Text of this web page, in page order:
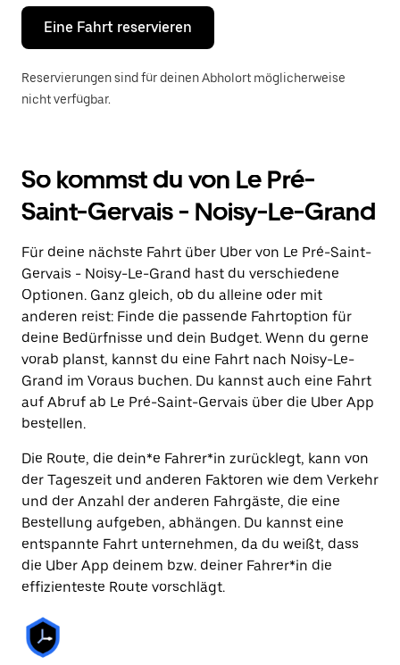
um
den
Kalender
schließen.
Eine Fahrt reservieren
Reservierungen sind für deinen Abholort möglicherweise
nicht verfügbar.
So kommst du von Le Pré-
Saint-Gervais - Noisy-Le-Grand
Für deine nächste Fahrt über Uber von Le Pré-Saint-
Gervais - Noisy-Le-Grand hast du verschiedene
Optionen. Ganz gleich, ob du alleine oder mit
anderen reist: Finde die passende Fahrtoption für
deine Bedürfnisse und dein Budget. Wenn du gerne
vorab planst, kannst du eine Fahrt nach Noisy-Le-
Grand im Voraus buchen. Du kannst auch eine Fahrt
auf Abruf ab Le Pré-Saint-Gervais über die Uber App
bestellen.
Die Route, die dein*e Fahrer*in zurücklegt, kann von
der Tageszeit und anderen Faktoren wie dem Verkehr
und der Anzahl der anderen Fahrgäste, die eine
Bestellung aufgeben, abhängen. Du kannst eine
entspannte Fahrt unternehmen, da du weißt, dass
die Uber App deinem bzw. deiner Fahrer*in die
effizienteste Route vorschlägt.